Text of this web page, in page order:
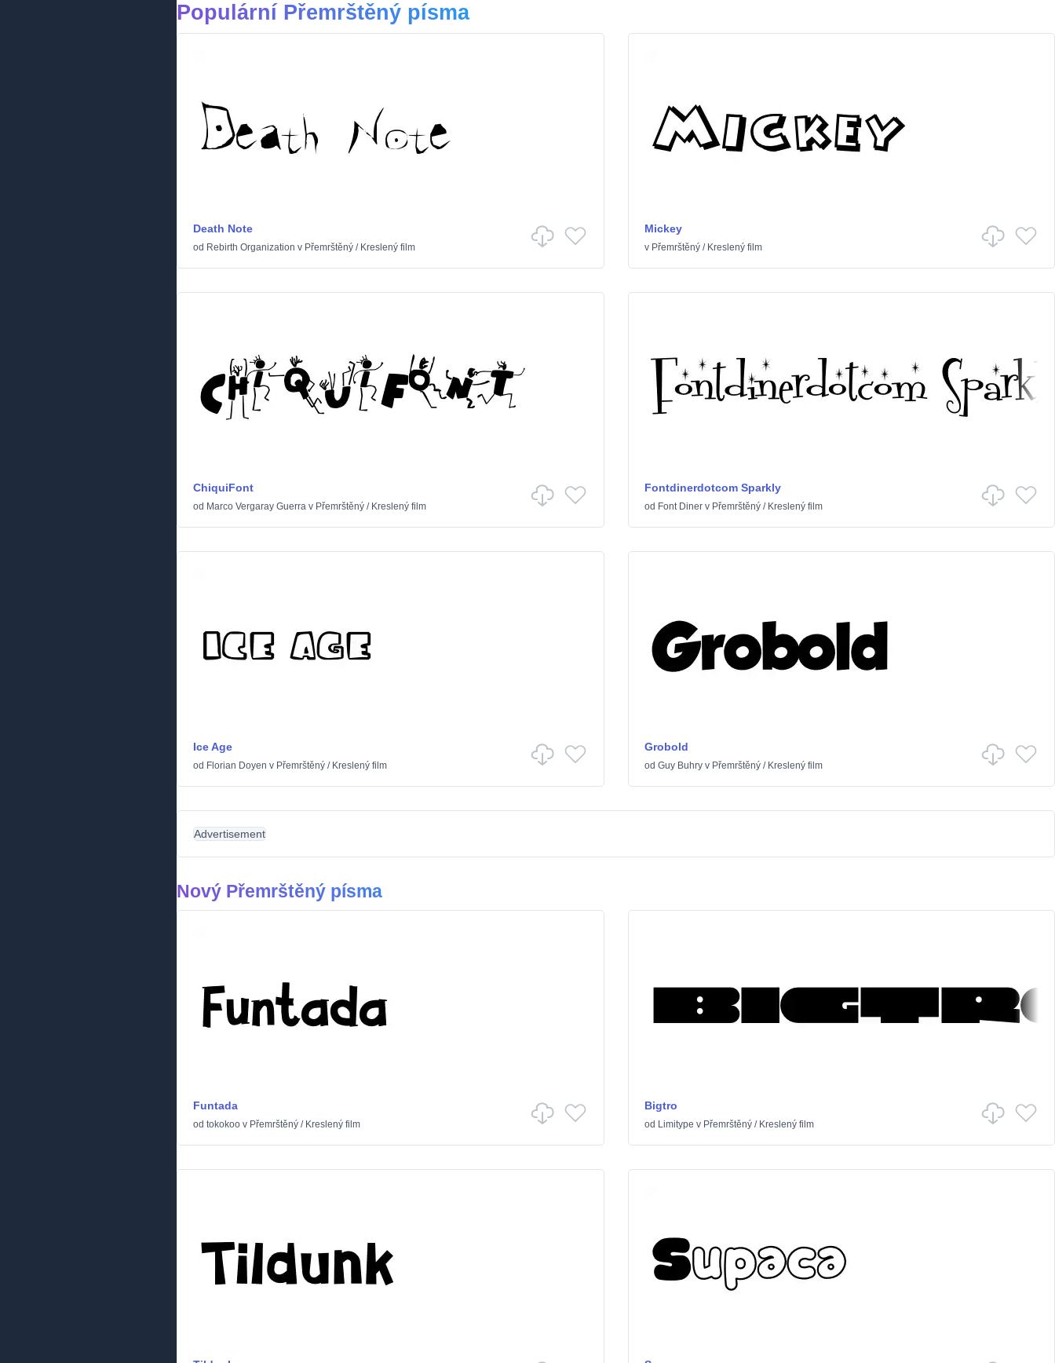
Populární Přemrštěný písma
Death Note
od Rebirth Organization v Přemrštěný / Kreslený film
Mickey
v Přemrštěný/ Kreslený film
ChiquiFont
od Marco Vergaray Guerra v Přemrštěný / Kreslený film
Fontdinerdotcom Sparkly
od Font Dinerv Přemrštěný/ Kreslený film
Ice Age
od Florian Doyen v Přemrštěný / Kreslený film
Grobold
od Guy Buhryv Přemrštěný/ Kreslený film
Advertisement
Nový Přemrštěný písma
Funtada
od tokokoo v Přemrštěný / Kreslený film
Bigtro
od Limitype v Přemrštěný/ Kreslený film